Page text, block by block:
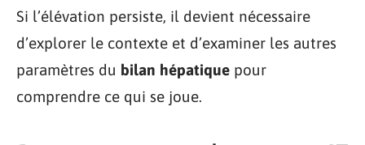
Si l’élévation persiste, il devient nécessaire
d’explorer le contexte et d’examiner les autres
paramètres du bilan hépatique pour
comprendre ce qui se joue.